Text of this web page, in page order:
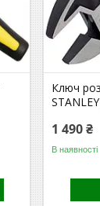
Ключ
1 490 ₴
В наявності